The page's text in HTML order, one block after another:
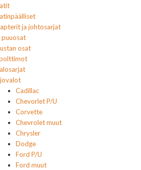
ja johtosarjat
puuosat
osat
Cadillac
Chevorlet P/U
Corvette
Chevrolet muut
Chrysler
Dodge
Ford P/U
Ford muut